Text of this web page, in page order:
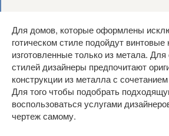
Для домов, которые оформлены
готическом стиле подойдут
изготовленные только из метала.
стилей дизайнеры предпочитают
конструкции из металла с
Для того чтобы подобрать
воспользоваться услугами
чертеж самому.